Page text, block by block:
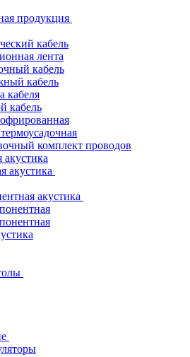
продукция
кабель
лента
кабель
кабель
кабеля
кабель
комплект проводов
акустика
акустика
акустика